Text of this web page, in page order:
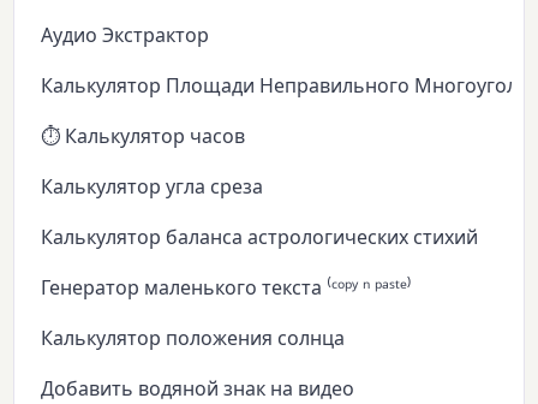
Аудио Экстрактор
Калькулятор Площади Неправильного
⏱️ Калькулятор часов
Калькулятор угла среза
Калькулятор баланса астрологических стихий
Генератор маленького текста ⁽ᶜᵒᵖʸ ⁿ ᵖᵃˢᵗᵉ⁾
Калькулятор положения солнца
Добавить водяной знак на видео